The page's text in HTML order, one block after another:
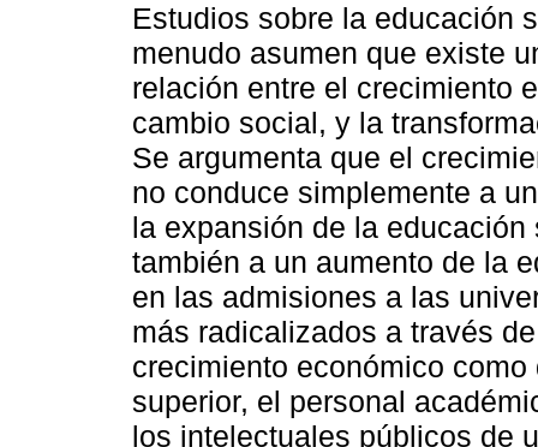
Estudios sobre la educación
menudo asumen que existe
relación entre el crecimiento
cambio social, y la
Se argumenta que el
no conduce simplemente a
la expansión de la educación
también a un aumento de la
en las admisiones a las
más radicalizados a través
crecimiento económico
superior, el personal
los intelectuales públicos de